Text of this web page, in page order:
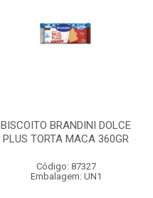
BISCOITO BRANDINI DOLCE
PLUS TORTA MACA 360GR
Código: 87327
Embalagem: UN1